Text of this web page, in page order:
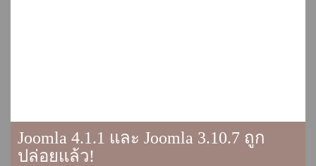
Joomla 4.1.1 และ Joomla 3.10.7 ถูก
ปล่อยแล้ว!